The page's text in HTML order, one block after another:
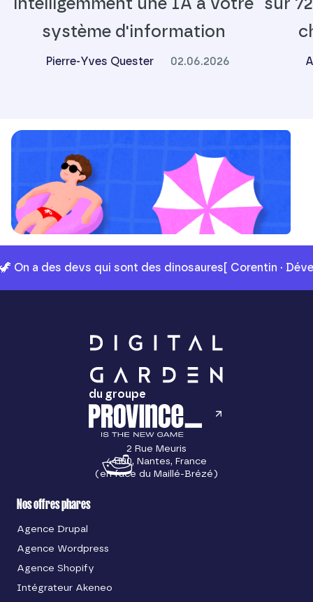
intelligemment une IA à votre
système d'information
Pierre-Yves Quester 02.06.2026
sur
🦖 On a des devs qui sont des dinosaures [ Corentin ·
du groupe
2 Rue Meuris
44100, Nantes, France
(en face du Maillé-Brézé)
Nos offres phares
Agence Drupal
Agence Wordpress
Agence Shopify
Intégrateur Akeneo